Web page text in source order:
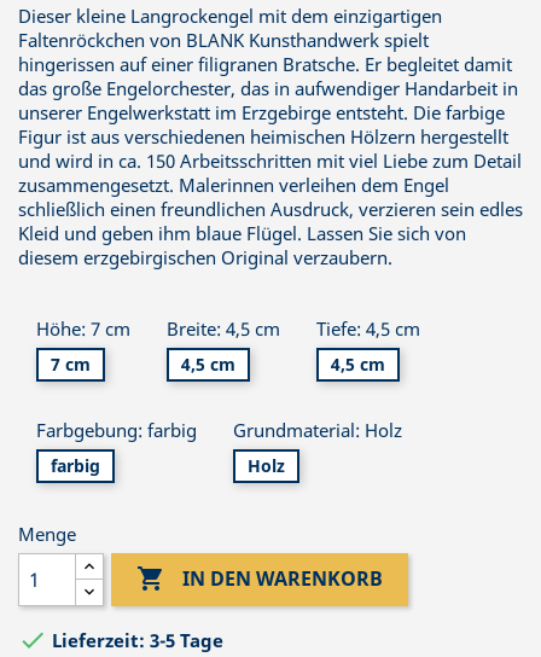
Dieser kleine Langrockengel mit dem einzigartigen
Faltenröckchen von BLANK Kunsthandwerk spielt
hingerissen auf einer filigranen Bratsche. Er begleitet damit
das große Engelorchester, das in aufwendiger Handarbeit in
unserer Engelwerkstatt im Erzgebirge entsteht. Die farbige
Figur ist aus verschiedenen heimischen Hölzern hergestellt
und wird in ca. 150 Arbeitsschritten mit viel Liebe zum Detail
zusammengesetzt. Malerinnen verleihen dem Engel
schließlich einen freundlichen Ausdruck, verzieren sein edles
Kleid und geben ihm blaue Flügel. Lassen Sie sich von
diesem erzgebirgischen Original verzaubern.
Höhe: 7 cm
7 cm
Breite: 4,5 cm
4,5 cm
Tiefe: 4,5 cm
4,5 cm
Farbgebung: farbig
farbig
Grundmaterial: Holz
Holz
Menge
 IN DEN WARENKORB
 Lieferzeit: 3-5 Tage